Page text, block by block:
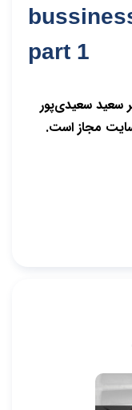
part 1
سعید سعیدی‌پور
مجاز است.